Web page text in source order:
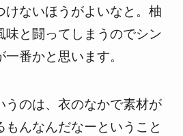
けないほうがよいなと。柚
味と闘ってしまうのでシン
番かと思います。
うのは、衣のなかで素材が
んなんだなーということ